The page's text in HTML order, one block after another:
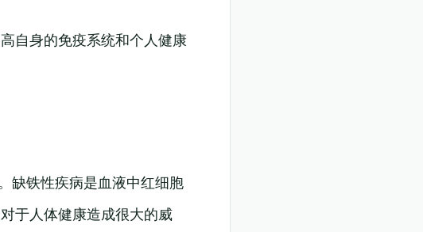
自身的免疫系统和个人健康
缺铁性疾病是血液中红细胞
于人体健康造成很大的威